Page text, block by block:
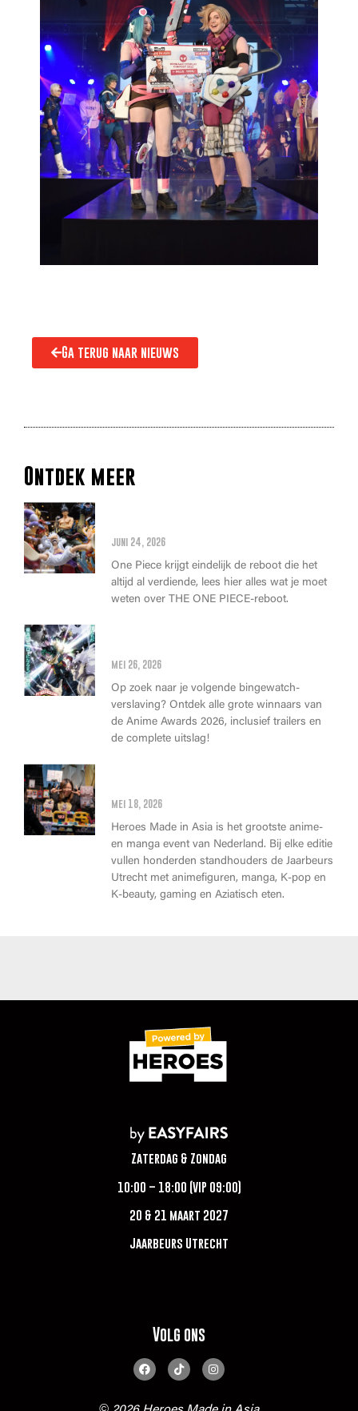
Ga terug naar nieuws
Ontdek meer
juni 24, 2026
One Piece krijgt eindelijk de reboot die het
altijd al verdiende, lees hier alles wat je moet
weten over THE ONE PIECE-reboot.
mei 26, 2026
Op zoek naar je volgende bingewatch-
verslaving? Ontdek alle grote winnaars van
de Anime Awards 2026, inclusief trailers en
de complete uitslag!
mei 18, 2026
Heroes Made in Asia is het grootste anime-
en manga event van Nederland. Bij elke editie
vullen honderden standhouders de Jaarbeurs
Utrecht met animefiguren, manga, K-pop en
K-beauty, gaming en Aziatisch eten.
Zaterdag & Zondag
10:00 – 18:00 (VIP 09:00)
20 & 21 maart 2027
Jaarbeurs Utrecht
Volg ons